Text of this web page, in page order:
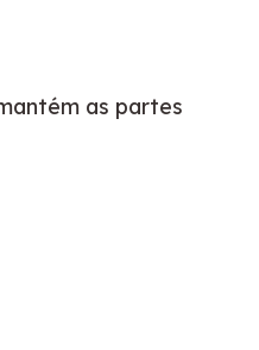
as partes